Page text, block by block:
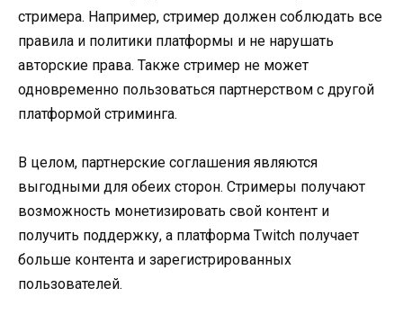
стримера. Например, стример должен соблюдать все
правила и политики платформы и не нарушать
авторские права. Также стример не может
одновременно пользоваться партнерством с другой
платформой стриминга.
В целом, партнерские соглашения являются
выгодными для обеих сторон. Стримеры получают
возможность монетизировать свой контент и
получить поддержку, а платформа Twitch получает
больше контента и зарегистрированных
пользователей.